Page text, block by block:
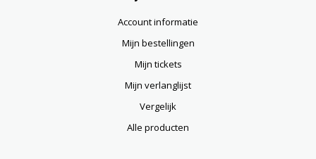
Account informatie
Mijn bestellingen
Mijn tickets
Mijn verlanglijst
Vergelijk
Alle producten